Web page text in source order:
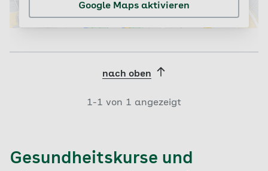
Google Maps aktivieren
nach oben
1-1 von 1 angezeigt
Gesundheitskurse und